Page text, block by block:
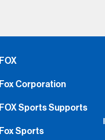
FOX
Fox Corporation
FOX Sports Supports
Fox Sports